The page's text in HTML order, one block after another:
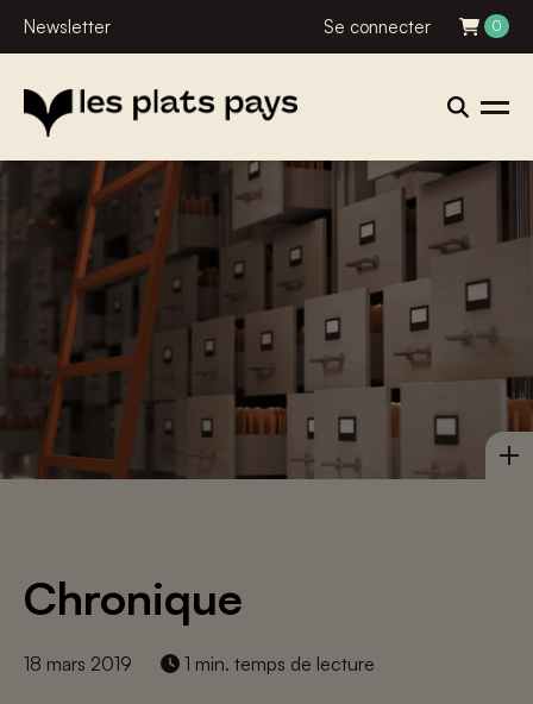
Newsletter Se connecter 0
Chronique
18 mars 2019 1 min. temps de lecture